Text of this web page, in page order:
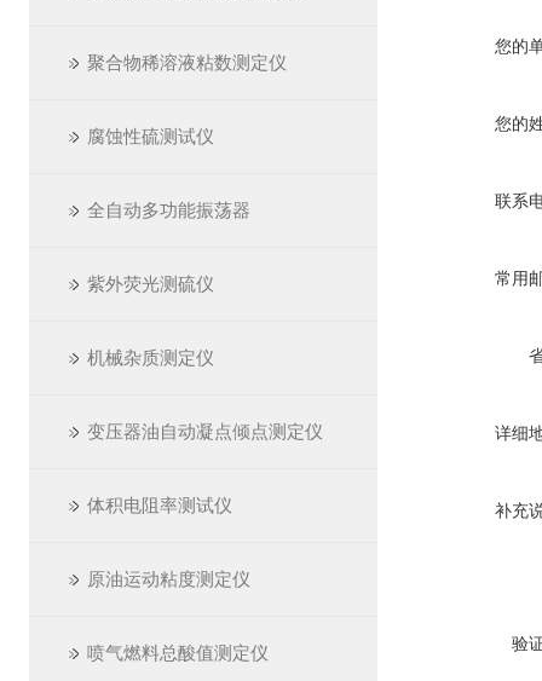
聚合物稀溶液粘数测定仪
腐蚀性硫测试仪
全自动多功能振荡器
紫外荧光测硫仪
机械杂质测定仪
变压器油自动凝点倾点测定仪
体积电阻率测试仪
原油运动粘度测定仪
喷气燃料总酸值测定仪
您的
您的
联系
常用
详细
补充
验